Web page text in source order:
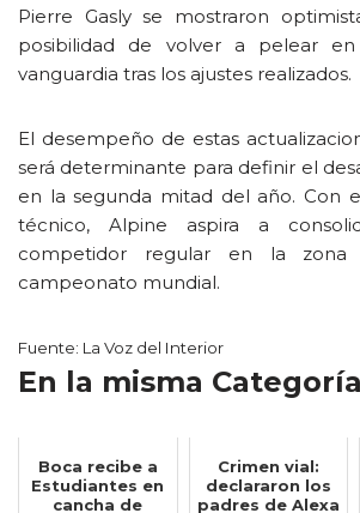
Pierre Gasly se mostraron
posibilidad de volver a pelear
vanguardia tras los ajustes realizados.
El desempeño de estas
será determinante para definir el
en la segunda mitad del año. Con
técnico, Alpine aspira a
competidor regular en la
campeonato mundial.
Fuente: La Voz del Interior
En la misma
Boca recibe a
Estudiantes en
cancha de
Crimen vial:
declararon los
padres de Alexa